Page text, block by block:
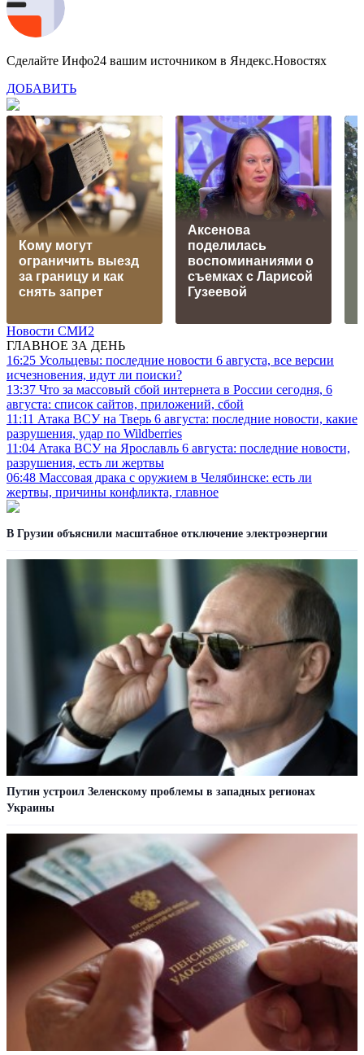
Сделайте Инфо24 вашим источником в Яндекс.Новостях
ДОБАВИТЬ
Кому могут
ограничить выезд
за границу и как
снять запрет
Аксенова
поделилась
воспоминаниями о
съемках с Ларисой
Гузеевой
Новости СМИ2
ГЛАВНОЕ ЗА ДЕНЬ
16:25 Усольцевы: последние новости 6 августа, все версии
исчезновения, идут ли поиски?
13:37 Что за массовый сбой интернета в России сегодня, 6
августа: список сайтов, приложений, сбой
11:11 Атака ВСУ на Тверь 6 августа: последние новости, какие
разрушения, удар по Wildberries
11:04 Атака ВСУ на Ярославль 6 августа: последние новости,
разрушения, есть ли жертвы
06:48 Массовая драка с оружием в Челябинске: есть ли
жертвы, причины конфликта, главное
В Грузии объяснили масштабное отключение электроэнергии
Путин устроил Зеленскому проблемы в западных регионах
Украины